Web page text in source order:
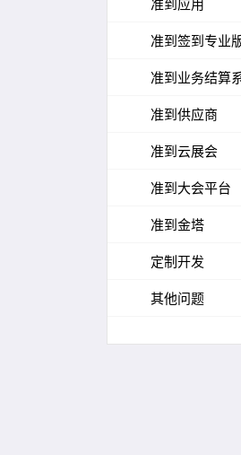
准到签到专业
准到业务结算
准到供应商
准到云展会
准到大会平台
准到金塔
定制开发
其他问题